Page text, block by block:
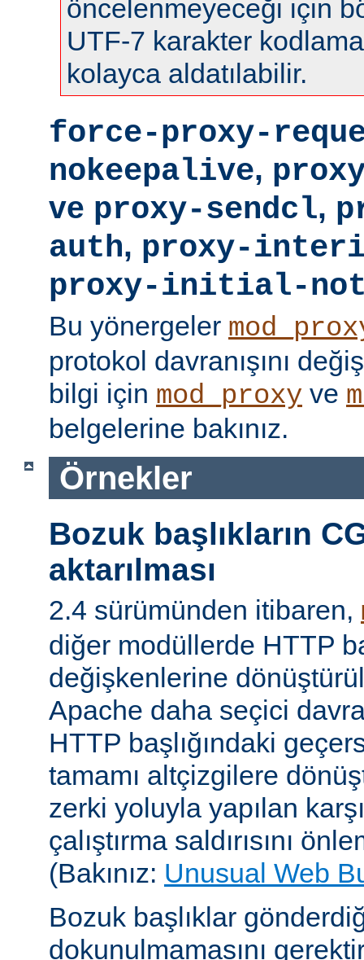
öncelenmeyeceği için
UTF-7 karakter
kolayca aldatılabilir.
force-proxy-
nokeepalive,
ve proxy-sendcl,
auth, proxy-
proxy-initial-
Bu yönergeler
protokol davranışını
bilgi için mod_proxy ve
belgelerine bakınız.
Örnekler
Bozuk başlıkların
aktarılması
2.4 sürümünden itibaren,
diğer modüllerde HTTP
değişkenlerine
Apache daha seçici
HTTP başlığındaki
tamamı altçizgilere
zerki yoluyla yapılan
çalıştırma saldırısını
(Bakınız: Unusual Web
Bozuk başlıklar
dokunulmamasını